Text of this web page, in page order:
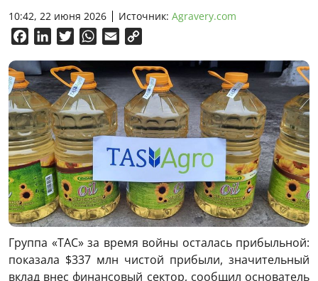
10:42, 22 июня 2026 Источник: Agravery.com
FacebookLinkedInTwitterWhatsApp
Email
Группа «ТАС» за время войны осталась прибыльной:
показала $337 млн ​​чистой прибыли, значительный
вклад внес финансовый сектор, сообщил основатель